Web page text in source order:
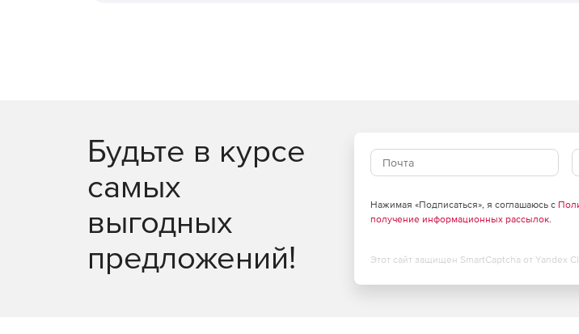
Покупайте векторный графический редактор АСМОграф для решения задач
графики.
Будьте в курсе
самых
выгодных
предложений!
Нажимая «Подписаться», я соглашаюсь с
получение информационных рассылок.
Этот сайт защищен SmartCaptcha от Yandex